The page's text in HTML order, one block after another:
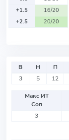
+1.5
16/20
+2.5
20/20
В Н П
3
5 12
Макс ИТ
Соп
3